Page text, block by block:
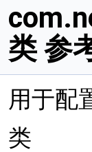
类 参
用于配
类